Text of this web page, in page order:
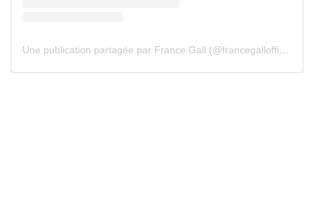
Une publication partagée par France Gall (@francegallofficiel)